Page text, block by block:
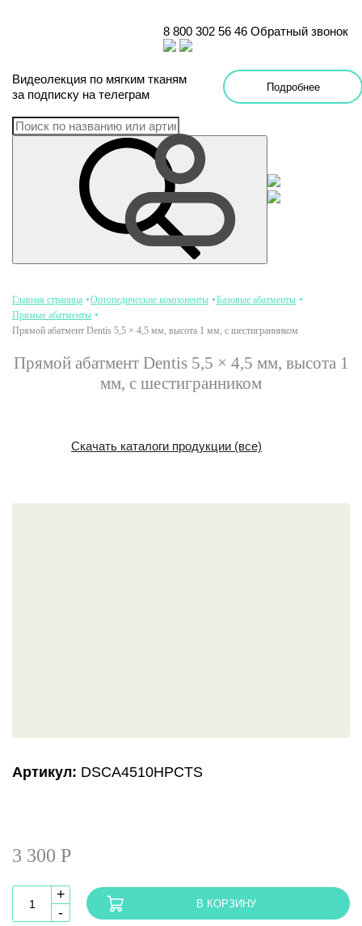
8 800 302 56 46 Обратный звонок
Видеолекция по мягким тканям
за подписку на телеграм
Подробнее
Главная страница Ортопедические компоненты
Базовые абатменты
Прямые абатменты
Прямой абатмент Dentis 5,5 × 4,5 мм, высота 1 мм, с шестигранником
Прямой абатмент Dentis 5,5 × 4,5 мм, высота 1
мм, с шестигранником
Скачать каталоги продукции (все)
Артикул: DSCA4510HPCTS
3 300 Р
-
+
В КОРЗИНУ